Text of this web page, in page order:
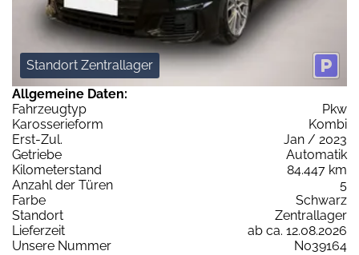
Standort Zentrallager
Allgemeine Daten:
Fahrzeugtyp
Pkw
Karosserieform
Kombi
Erst-Zul.
Jan / 2023
Getriebe
Automatik
Kilometerstand
84.447 km
Anzahl der Türen
5
Farbe
Schwarz
Standort
Zentrallager
Lieferzeit
ab ca. 12.08.2026
Unsere Nummer
N039164